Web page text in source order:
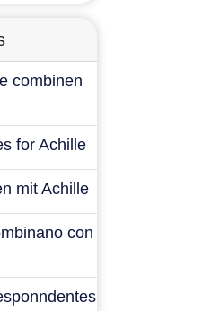
combinen
for Achille
mit Achille
con